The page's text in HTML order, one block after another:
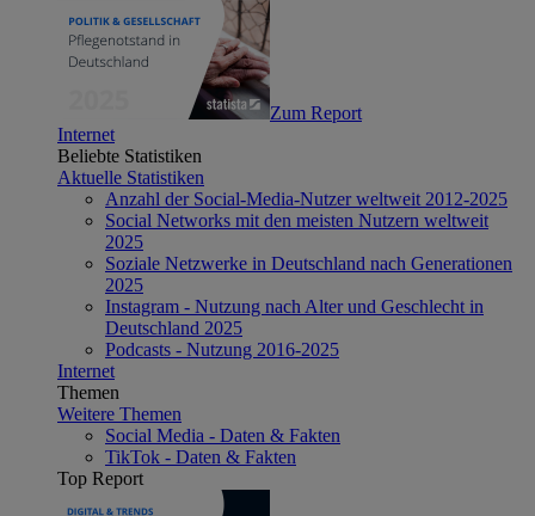
Zum Report
Internet
Beliebte Statistiken
Aktuelle Statistiken
Anzahl der Social-Media-Nutzer weltweit 2012-2025
Social Networks mit den meisten Nutzern weltweit
2025
Soziale Netzwerke in Deutschland nach Generationen
2025
Instagram - Nutzung nach Alter und Geschlecht in
Deutschland 2025
Podcasts - Nutzung 2016-2025
Internet
Themen
Weitere Themen
Social Media - Daten & Fakten
TikTok - Daten & Fakten
Top Report